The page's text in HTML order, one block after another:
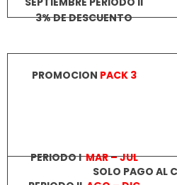
PROMOCION PACK 3
SOLO PAGO AL